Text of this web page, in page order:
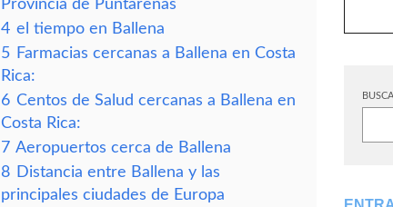
Provincia de Puntarenas
4 el tiempo en Ballena
5 Farmacias cercanas a Ballena en Costa
Rica:
6 Centos de Salud cercanas a Ballena en
Costa Rica:
7 Aeropuertos cerca de Ballena
8 Distancia entre Ballena y las
principales ciudades de Europa